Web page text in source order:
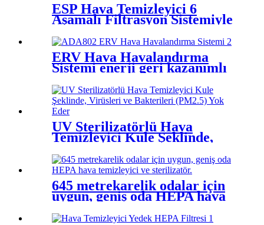
ESP Hava Temizleyici 6
Aşamalı Filtrasyon Sistemiyle
Alerjenlere, Toza, Evcil
Hayvan Tehlikelerine ve
Kokulara Karşı Koruma
Sağlar
ERV Hava Havalandırma
Sistemi enerji geri kazanımlı
havalandırma sistemleri
UV Sterilizatörlü Hava
Temizleyici Kule Şeklinde,
Virüsleri ve Bakterileri
(PM2.5) Yok Eder
645 metrekarelik odalar için
uygun, geniş oda HEPA hava
temizleyici ve sterilizatör.